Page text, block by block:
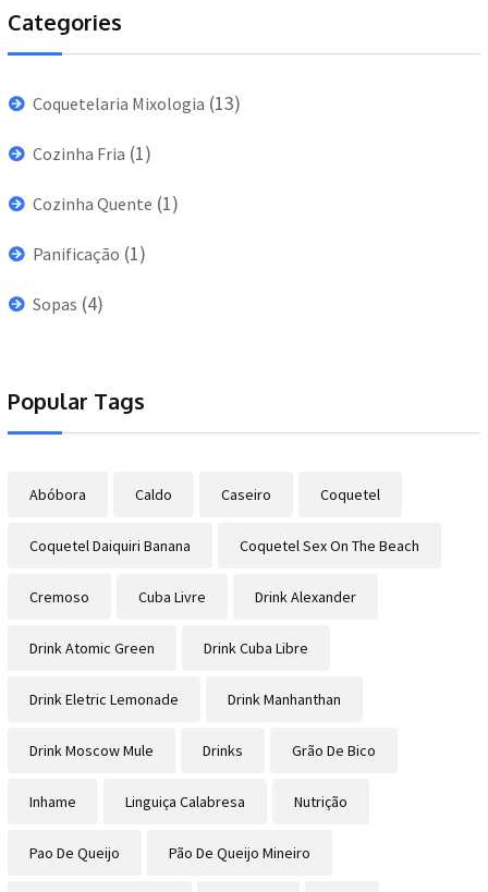
Categories
Coquetelaria Mixologia (13)
Cozinha Fria (1)
Cozinha Quente (1)
Panificação (1)
Sopas (4)
Popular Tags
Abóbora Caldo Caseiro Coquetel
Coquetel Daiquiri Banana Coquetel Sex On The Beach
Cremoso Cuba Livre Drink Alexander
Drink Atomic Green Drink Cuba Libre
Drink Eletric Lemonade Drink Manhanthan
Drink Moscow Mule Drinks Grão De Bico
Inhame Linguiça Calabresa Nutrição
Pao De Queijo Pão De Queijo Mineiro